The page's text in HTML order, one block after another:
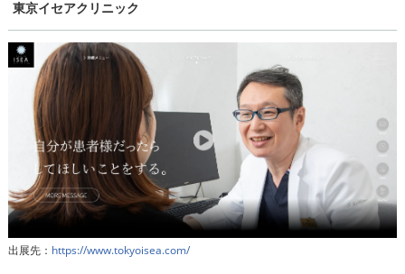
東京イセアクリニック
出展先： https://www.tokyoisea.com/